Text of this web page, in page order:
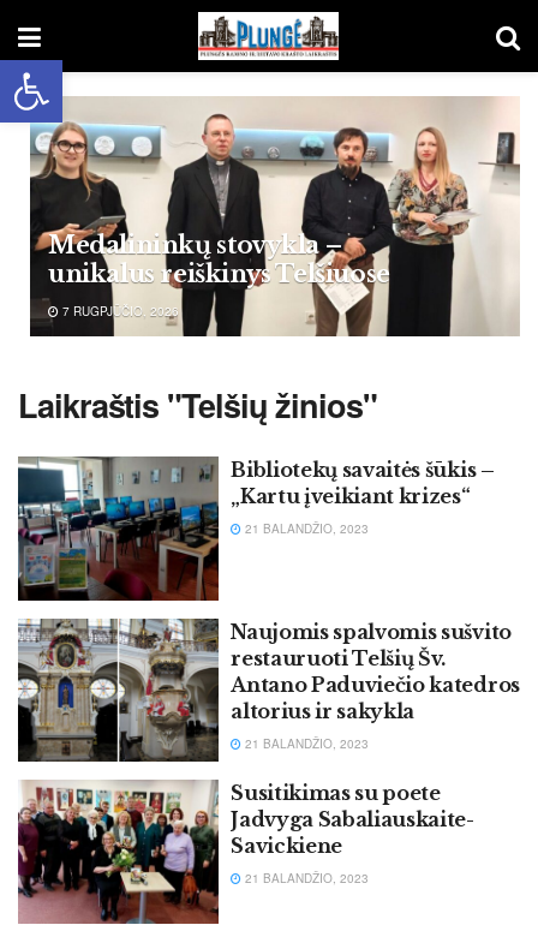
Open toolbar
Medalininkų stovykla –
unikalus reiškinys Telšiuose
7 RUGPJŪČIO, 2026
Laikraštis "Telšių žinios"
Bibliotekų savaitės šūkis –
„Kartu įveikiant krizes“
21 BALANDŽIO, 2023
Naujomis spalvomis sušvito
restauruoti Telšių Šv.
Antano Paduviečio katedros
altorius ir sakykla
21 BALANDŽIO, 2023
Susitikimas su poete
Jadvyga Sabaliauskaite-
Savickiene
21 BALANDŽIO, 2023